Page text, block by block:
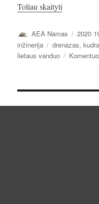
Toliau skaityti
Autorius
AEA Namas 2020
inžinerija
Žymos
drenazas,kudra
lietaus vanduo